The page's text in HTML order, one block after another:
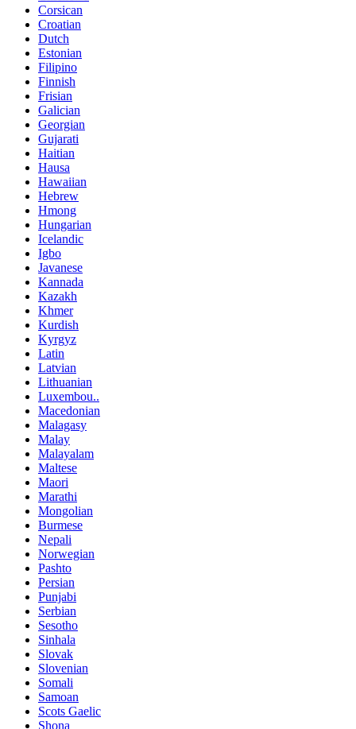
Corsican
Croatian
Dutch
Estonian
Filipino
Finnish
Frisian
Galician
Georgian
Gujarati
Haitian
Hausa
Hawaiian
Hebrew
Hmong
Hungarian
Icelandic
Igbo
Javanese
Kannada
Kazakh
Khmer
Kurdish
Kyrgyz
Latin
Latvian
Lithuanian
Luxembou..
Macedonian
Malagasy
Malay
Malayalam
Maltese
Maori
Marathi
Mongolian
Burmese
Nepali
Norwegian
Pashto
Persian
Punjabi
Serbian
Sesotho
Sinhala
Slovak
Slovenian
Somali
Samoan
Scots Gaelic
Shona